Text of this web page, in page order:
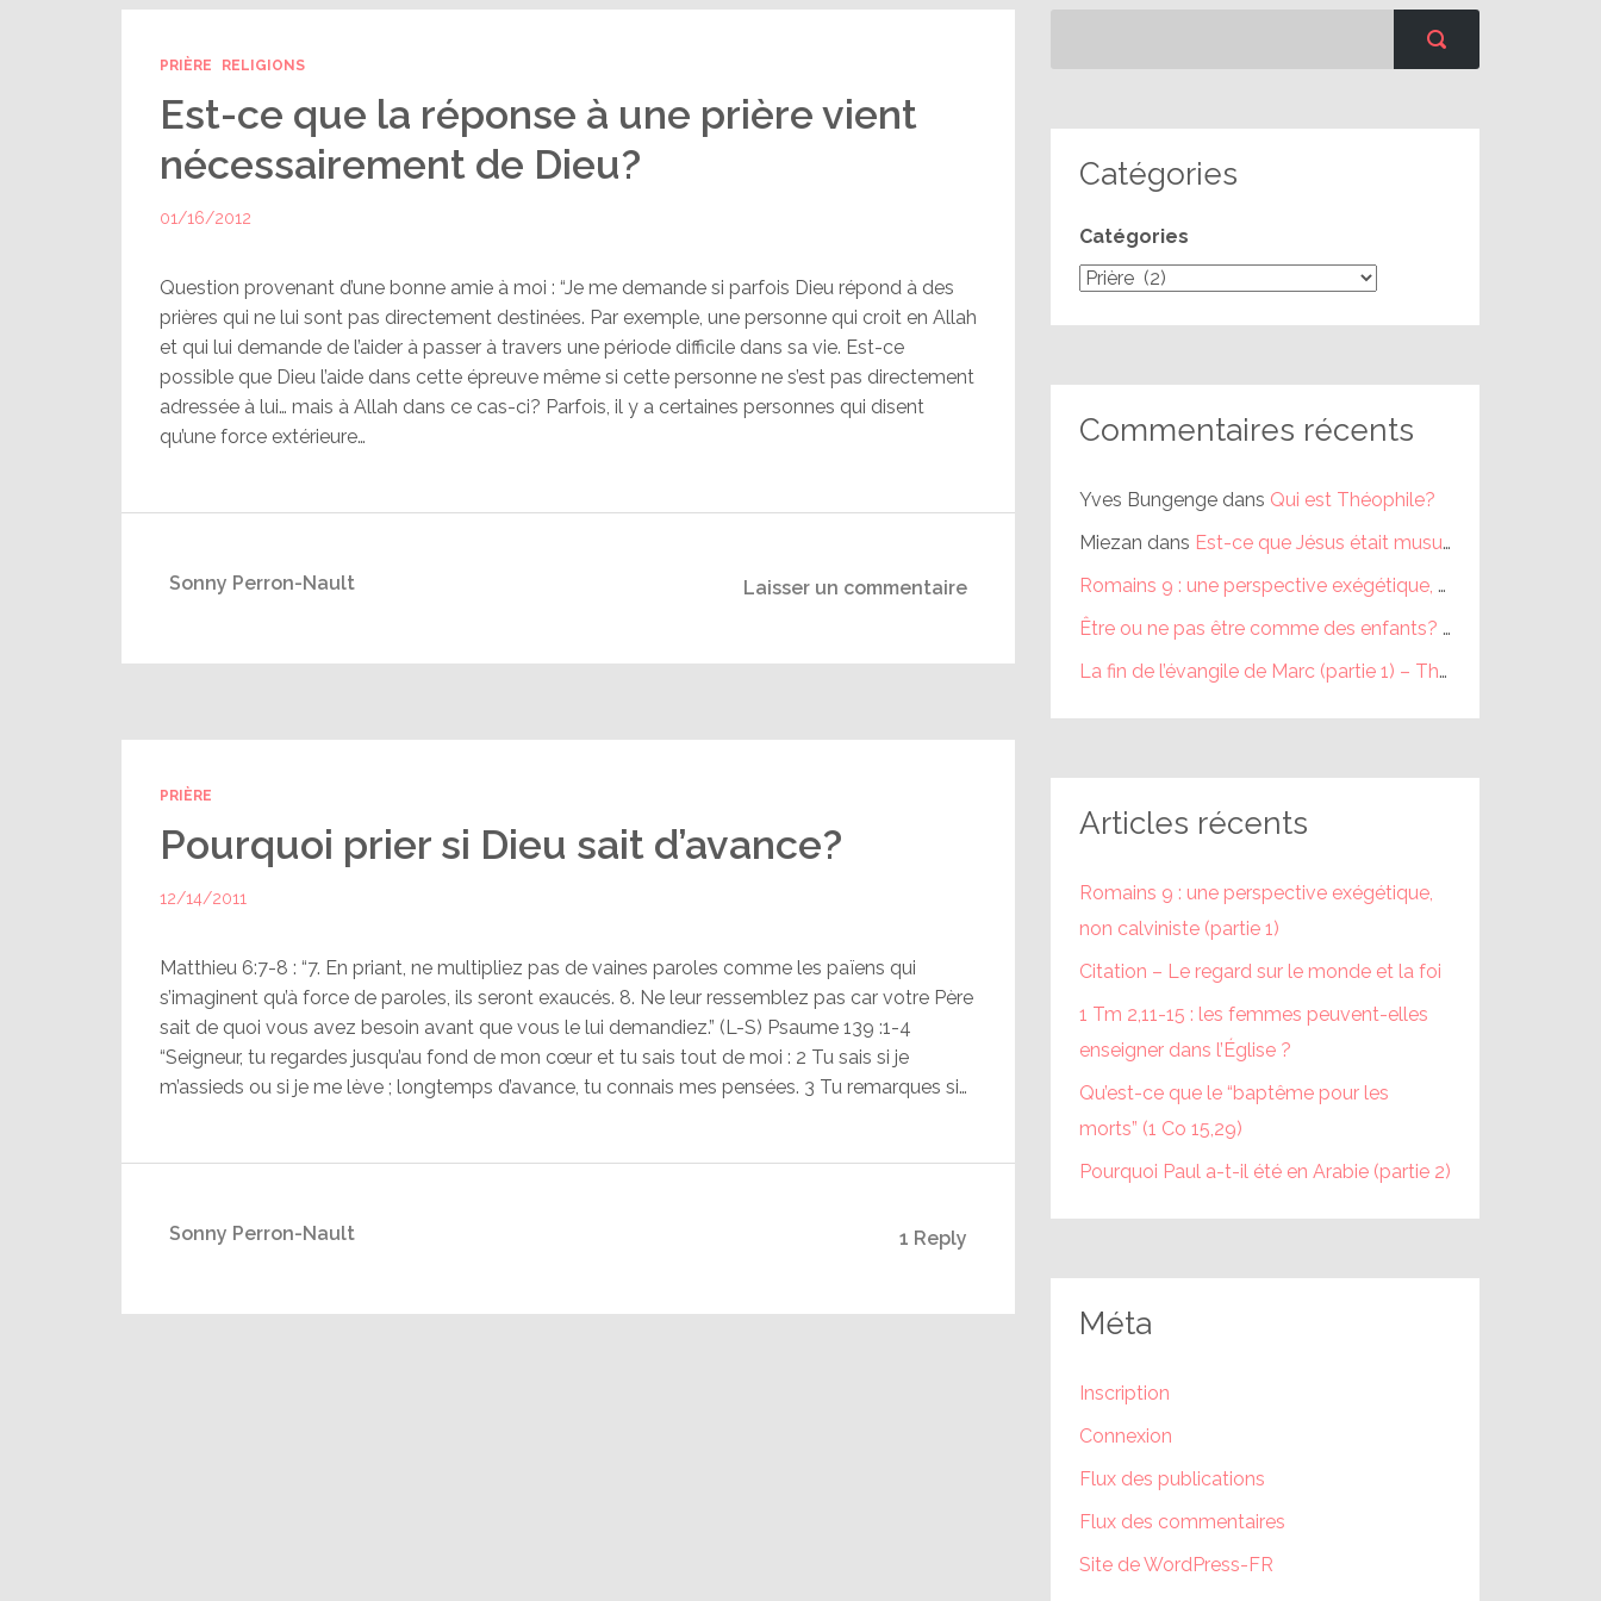
PRIÈRE RELIGIONS
Est-ce que la réponse à une prière vient
nécessairement de Dieu?
01/16/2012
Question provenant d’une bonne amie à moi : “Je me demande si parfois Dieu répond à des
prières qui ne lui sont pas directement destinées. Par exemple, une personne qui croit en Allah
et qui lui demande de l’aider à passer à travers une période difficile dans sa vie. Est-ce
possible que Dieu l’aide dans cette épreuve même si cette personne ne s’est pas directement
adressée à lui… mais à Allah dans ce cas-ci? Parfois, il y a certaines personnes qui disent
qu’une force extérieure…
Laisser un commentaire
Sonny Perron-Nault
PRIÈRE
Pourquoi prier si Dieu sait d’avance?
12/14/2011
Matthieu 6:7-8 : “7. En priant, ne multipliez pas de vaines paroles comme les païens qui
s’imaginent qu’à force de paroles, ils seront exaucés. 8. Ne leur ressemblez pas car votre Père
sait de quoi vous avez besoin avant que vous le lui demandiez.” (L-S) Psaume 139 :1-4
“Seigneur, tu regardes jusqu’au fond de mon cœur et tu sais tout de moi : 2 Tu sais si je
m’assieds ou si je me lève ; longtemps d’avance, tu connais mes pensées. 3 Tu remarques si…
1 Reply
Sonny Perron-Nault
Catégories
Catégories
Commentaires récents
Yves Bungenge dans Qui est Théophile?
Miezan dans Est-ce que Jésus était musulman ?
Romains 9 : une perspective exégétique, non calviniste (partie 1) – Théophile
Être ou ne pas être comme des enfants? (partie 1) – Théophile
La fin de l’évangile de Marc (partie 1) – Théophile
Articles récents
Romains 9 : une perspective exégétique,
non calviniste (partie 1)
Citation – Le regard sur le monde et la foi
1 Tm 2,11-15 : les femmes peuvent-elles
enseigner dans l’Église ?
Qu’est-ce que le “baptême pour les
morts” (1 Co 15,29)
Pourquoi Paul a-t-il été en Arabie (partie 2)
Méta
Inscription
Connexion
Flux des publications
Flux des commentaires
Site de WordPress-FR